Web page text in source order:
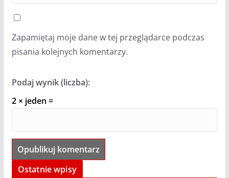
Zapamiętaj moje dane w tej przeglądarce podczas
pisania kolejnych komentarzy.
Podaj wynik (liczba):
2 × jeden =
Ostatnie wpisy